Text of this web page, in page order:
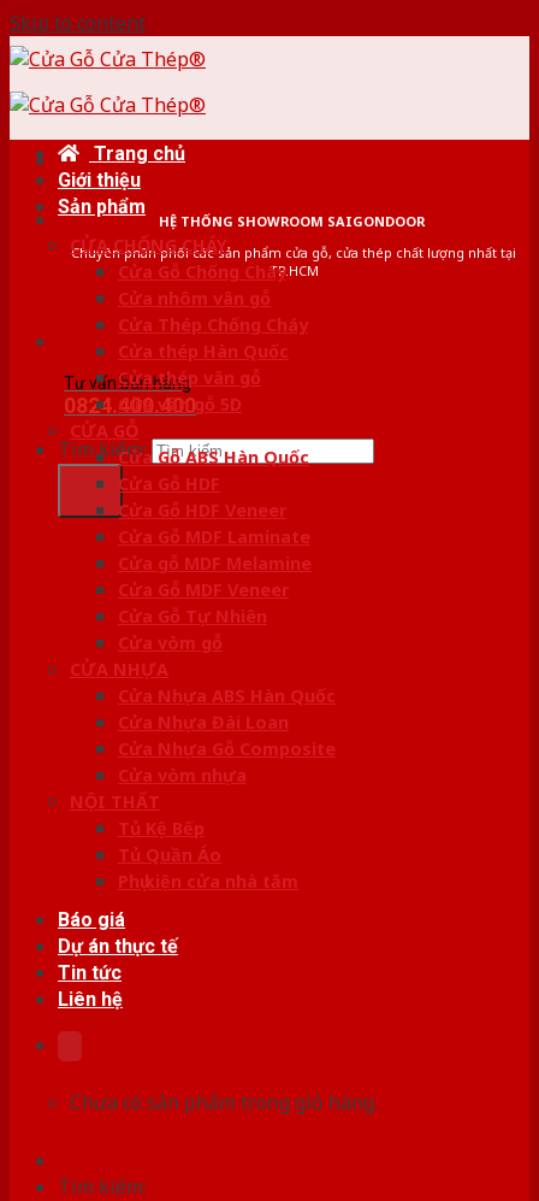
Skip to content
HỆ THỐNG SHOWROOM SAIGONDOOR
Chuyên phân phối các sản phẩm cửa gỗ, cửa thép chất lượng nhất tại
TP.HCM
Tư vấn bán hàng
0824.400.400
Tìm kiếm:
Trang chủ
Giới thiệu
Sản phẩm
CỬA CHỐNG CHÁY
Cửa Gỗ Chống Cháy
Cửa nhôm vân gỗ
Cửa Thép Chống Cháy
Cửa thép Hàn Quốc
Cửa thép vân gỗ
Cửa vân gỗ 5D
CỬA GỖ
Cửa Gỗ ABS Hàn Quốc
Cửa Gỗ HDF
Cửa Gỗ HDF Veneer
Cửa Gỗ MDF Laminate
Cửa gỗ MDF Melamine
Cửa Gỗ MDF Veneer
Cửa Gỗ Tự Nhiên
Cửa vòm gỗ
CỬA NHỰA
Cửa Nhựa ABS Hàn Quốc
Cửa Nhựa Đài Loan
Cửa Nhựa Gỗ Composite
Cửa vòm nhựa
NỘI THẤT
Tủ Kệ Bếp
Tủ Quần Áo
Phụ kiện cửa nhà tắm
Báo giá
Dự án thực tế
Tin tức
Liên hệ
Chưa có sản phẩm trong giỏ hàng.
Tìm kiếm: